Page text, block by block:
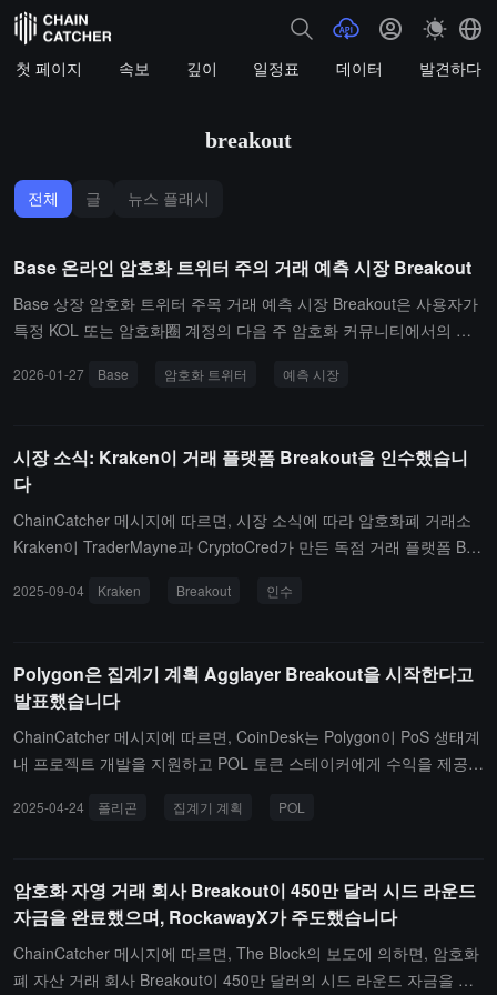
첫 페이지 속보 깊이 일정표 데이터 발견하다
breakout
전체 글 뉴스 플래시
Base 온라인 암호화 트위터 주의 거래 예측 시장 Breakout
Base 상장 암호화 트위터 주목 거래 예측 시장 Breakout은 사용자가
특정 KOL 또는 암호화圈 계정의 다음 주 암호화 커뮤니티에서의 상
랫폼은 인기 계정(예: Vitalik.eth, Justin Drake, Ansem 등)의 현재 주
2026-01-27 Base 암호화 트위터 예측 시장
시장 소식: Kraken이 거래 플랫폼 Breakout을 인수했습니
다
ChainCatcher 메시지에 따르면, 시장 소식에 따라 암호화폐 거래소
Kraken이 TraderMayne과 CryptoCred가 만든 독점 거래 플랫폼 Bre
2025-09-04 Kraken Breakout 인수
Polygon은 집계기 계획 Agglayer Breakout을 시작한다고
발표했습니다
ChainCatcher 메시지에 따르면, CoinDesk는 Polygon이 PoS 생태계
내 프로젝트 개발을 지원하고 POL 토큰 스테이커에게 수익을 제공하
다. 이 계획은 인큐베이션, 자금 및 자원 지원을 제공하며, 성공적인
자에게 통합된 온체인 경험을 제공하기 위해 제로 지식 증명 기반의
집계 레이어입니다. 첫 번째 참여 프로젝트에는 Privado ID와 Miden
이 포함되며, 스냅샷은 다음 주에 시작됩니다.
2025-04-24 폴리곤 집계기 계획 POL
암호화 자영 거래 회사 Breakout이 450만 달러 시드 라운드
자금을 완료했으며, RockawayX가 주도했습니다
ChainCatcher 메시지에 따르면, The Block의 보도에 의하면, 암호화
폐 자산 거래 회사 Breakout이 450만 달러의 시드 라운드 자금을 조